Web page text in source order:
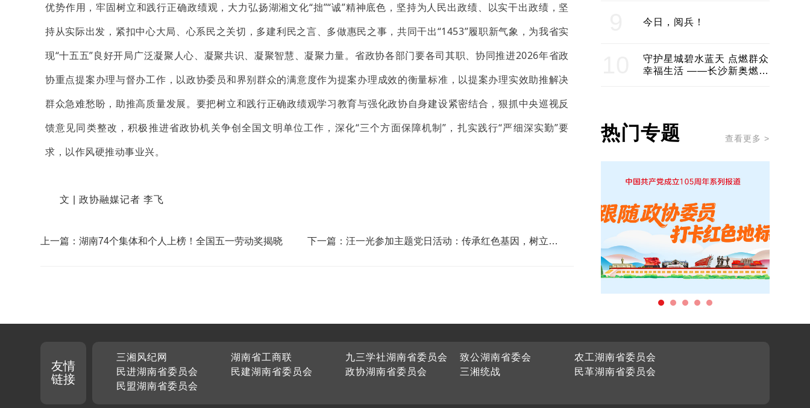
优势作用，牢固树立和践行正确政绩观，大力弘扬湖湘文化“拙”“诚”精神底色，坚持为人民出政绩、以实干出政绩，坚
持从实际出发，紧扣中心大局、心系民之关切，多建利民之言、多做惠民之事，共同干出“1453”履职新气象，为我省实
现“十五五”良好开局广泛凝聚人心、凝聚共识、凝聚智慧、凝聚力量。省政协各部门要各司其职、协同推进2026年省政
协重点提案办理与督办工作，以政协委员和界别群众的满意度作为提案办理成效的衡量标准，以提案办理实效助推解决
群众急难愁盼，助推高质量发展。要把树立和践行正确政绩观学习教育与强化政协自身建设紧密结合，狠抓中央巡视反
馈意见同类整改，积极推进省政协机关争创全国文明单位工作，深化“三个方面保障机制”，扎实践行“严细深实勤”要
求，以作风硬推动事业兴。
文 | 政协融媒记者 李飞
上一篇：湖南74个集体和个人上榜！全国五一劳动奖揭晓
下一篇：汪一光参加主题党日活动：传承红色基因，树立和
今日，阅兵！
守护星城碧水蓝天 点燃群众
幸福生活 ——长沙新奥燃气
热门专题 查看更多 >
友情
链接
三湘风纪网 湖南省工商联 九三学社湖南省委员会 致公湖南省委会
农工湖南省委员会
民进湖南省委员会
民建湖南省委员会 政协湖南省委员会 三湘统战
民革湖南省委员会
民盟湖南省委员会